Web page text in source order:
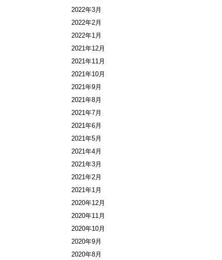
2022年3月
2022年2月
2022年1月
2021年12月
2021年11月
2021年10月
2021年9月
2021年8月
2021年7月
2021年6月
2021年5月
2021年4月
2021年3月
2021年2月
2021年1月
2020年12月
2020年11月
2020年10月
2020年9月
2020年8月